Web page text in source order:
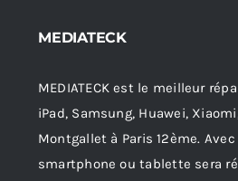
MEDIATECK
MEDIATECK est le meilleur
iPad, Samsung, Huawei,
Montgallet à Paris 12ème.
smartphone ou tablette sera